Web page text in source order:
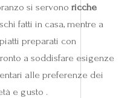
si servono ricche
fatti in casa, mentre a
preparati con
a soddisfare esigenze
alle preferenze dei
e gusto .